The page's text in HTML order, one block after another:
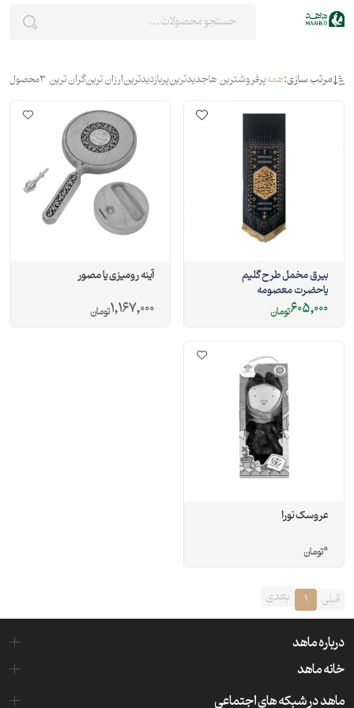
مرتب سازی:همهپرفروشترین هاجدیدترینپربازدیدترینارزان ترینگران ترین 3محصول
بيرق مخمل طرح گليم
ياحضرت معصومه
605,000تومان
آینه رومیزی یا مصور
1,167,000تومان
عروسک نورا
0تومان
قبلی 1 بعدی
درباره ماهد
خانه ماهد
ماهد در شبکه های اجتماعی